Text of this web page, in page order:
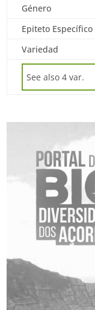
Género
Epiteto Específico
Variedad